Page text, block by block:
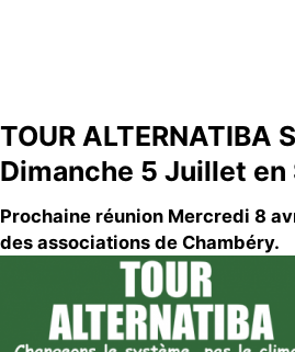
TOUR ALTERNATIBA
Dimanche 5 Juillet en
Prochaine réunion Mercredi 8
des associations de Chambéry.